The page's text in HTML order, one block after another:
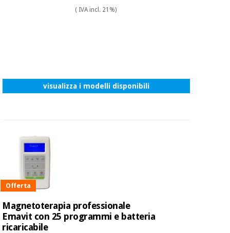
( IVA incl. 21%)
visualizza i modelli disponibili
Offerta
Magnetoterapia professionale
Emavit con 25 programmi e batteria
ricaricabile